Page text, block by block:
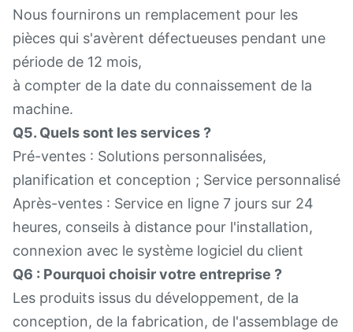
Nous fournirons un remplacement pour les
pièces qui s'avèrent défectueuses pendant une
période de 12 mois,
à compter de la date du connaissement de la
machine.
Q5. Quels sont les services ?
Pré-ventes : Solutions personnalisées,
planification et conception ; Service personnalisé
Après-ventes : Service en ligne 7 jours sur 24
heures, conseils à distance pour l'installation,
connexion avec le système logiciel du client
Q6 : Pourquoi choisir votre entreprise ?
Les produits issus du développement, de la
conception, de la fabrication, de l'assemblage de